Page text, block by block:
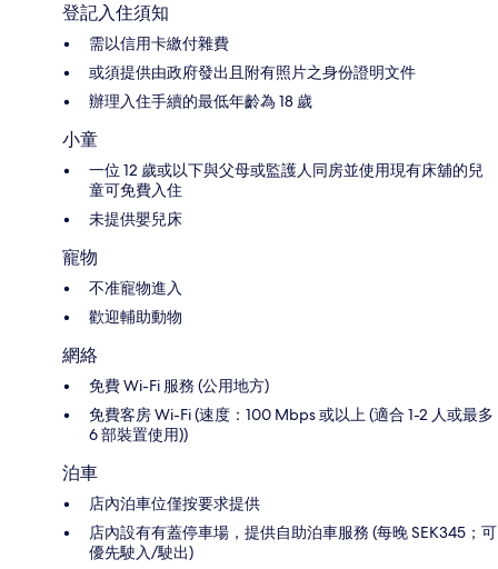
登記入住須知
需以信用卡繳付雜費
或須提供由政府發出且附有照片之身份證明文件
辦理入住手續的最低年齡為 18 歲
小童
一位 12 歲或以下與父母或監護人同房並使用現有床舖的兒
童可免費入住
未提供嬰兒床
寵物
不准寵物進入
歡迎輔助動物
網絡
免費 Wi-Fi 服務 (公用地方)
免費客房 Wi-Fi (速度：100 Mbps 或以上 (適合 1-2 人或最多
6 部裝置使用))
泊車
店內泊車位僅按要求提供
店內設有有蓋停車場，提供自助泊車服務 (每晚 SEK345；可
優先駛入/駛出)